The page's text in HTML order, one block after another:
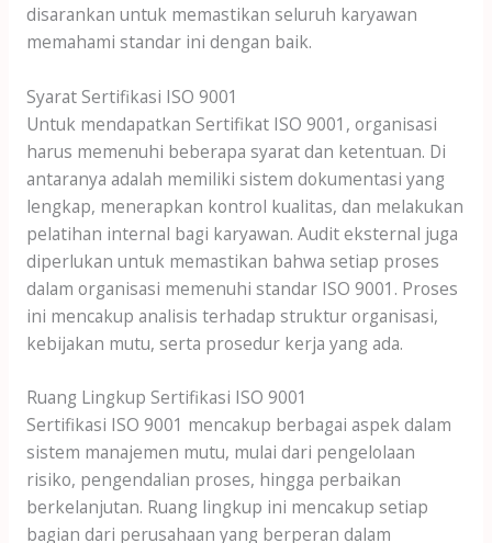
disarankan untuk memastikan seluruh karyawan
memahami standar ini dengan baik.
Syarat Sertifikasi ISO 9001
Untuk mendapatkan Sertifikat ISO 9001, organisasi
harus memenuhi beberapa syarat dan ketentuan. Di
antaranya adalah memiliki sistem dokumentasi yang
lengkap, menerapkan kontrol kualitas, dan melakukan
pelatihan internal bagi karyawan. Audit eksternal juga
diperlukan untuk memastikan bahwa setiap proses
dalam organisasi memenuhi standar ISO 9001. Proses
ini mencakup analisis terhadap struktur organisasi,
kebijakan mutu, serta prosedur kerja yang ada.
Ruang Lingkup Sertifikasi ISO 9001
Sertifikasi ISO 9001 mencakup berbagai aspek dalam
sistem manajemen mutu, mulai dari pengelolaan
risiko, pengendalian proses, hingga perbaikan
berkelanjutan. Ruang lingkup ini mencakup setiap
bagian dari perusahaan yang berperan dalam